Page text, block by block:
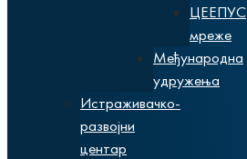
ЦЕЕПУС
мреже
Међународна
удружења
Истраживачко-
развојни
центар